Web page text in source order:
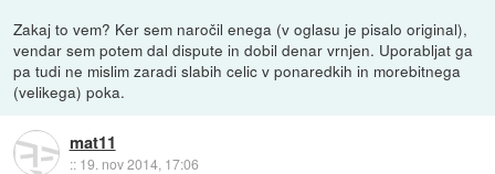
Zakaj to vem? Ker sem naročil enega (v oglasu je pisalo original),
vendar sem potem dal dispute in dobil denar vrnjen. Uporabljat ga
pa tudi ne mislim zaradi slabih celic v ponaredkih in morebitnega
(velikega) poka.
mat11
:: 19. nov 2014, 17:06